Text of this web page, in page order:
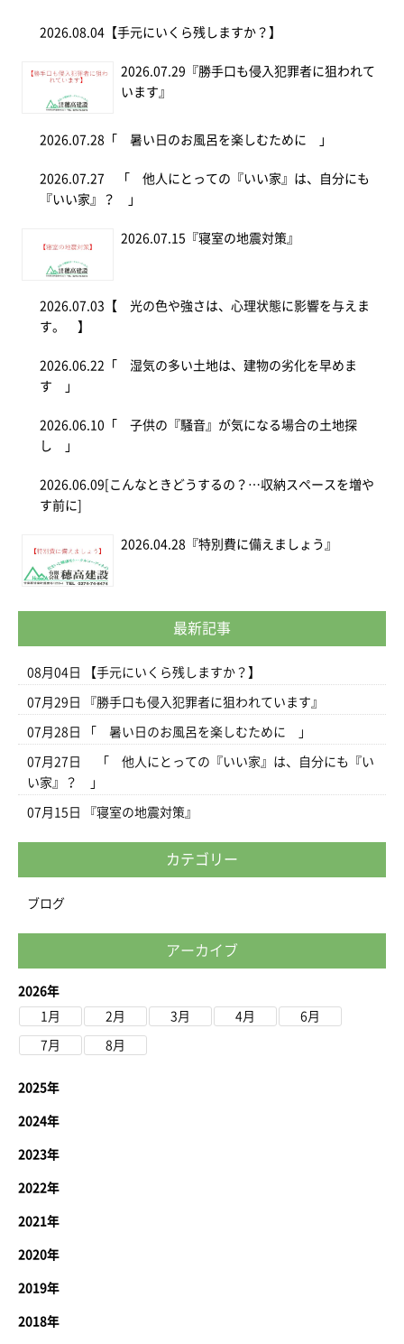
2026.08.04 【手元にいくら残しますか？】
2026.07.29 『勝手口も侵入犯罪者に狙われて
います』
2026.07.28 「 暑い日のお風呂を楽しむために 」
2026.07.27 「 他人にとっての『いい家』は、自分にも
『いい家』？ 」
2026.07.15 『寝室の地震対策』
2026.07.03 【 光の色や強さは、心理状態に影響を与えま
す。 】
2026.06.22 「 湿気の多い土地は、建物の劣化を早めま
す 」
2026.06.10 「 子供の『騒音』が気になる場合の土地探
し 」
2026.06.09 [こんなときどうするの？…収納スペースを増や
す前に]
2026.04.28 『特別費に備えましょう』
最新記事
08月04日 【手元にいくら残しますか？】
07月29日 『勝手口も侵入犯罪者に狙われています』
07月28日 「 暑い日のお風呂を楽しむために 」
07月27日
「 他人にとっての『いい家』は、自分にも『い
い家』？ 」
07月15日 『寝室の地震対策』
カテゴリー
ブログ
アーカイブ
2026年
1月
2月 3月 4月 6月
7月 8月
2025年
2024年
2023年
2022年
2021年
2020年
2019年
2018年